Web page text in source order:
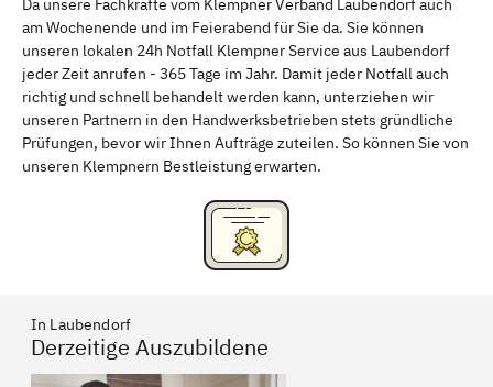
Schweinfurt Passau
Freising Rudelsdorf, Mittelfranken
am Wochenende und im Feierabend für Sie da. Sie können
unseren lokalen 24h Notfall Klempner Service aus Laubendorf
jeder Zeit anrufen - 365 Tage im Jahr. Damit jeder Notfall auch
richtig und schnell behandelt werden kann, unterziehen wir
unseren Partnern in den Handwerksbetrieben stets gründliche
Prüfungen, bevor wir Ihnen Aufträge zuteilen. So können Sie von
unseren Klempnern Bestleistung erwarten.
In Laubendorf
Derzeitige Auszubildene